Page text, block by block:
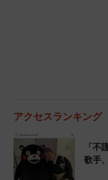
アクセスランキング
「不
歌手